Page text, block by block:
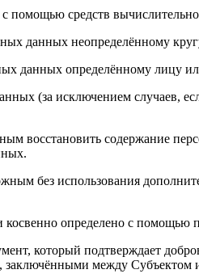
помощью средств
данных неопределённому
данных определённому лицу
(за исключением случаев,
восстановить содержание
без использования
определено с помощью
который подтверждает
заключёнными между Субъектом